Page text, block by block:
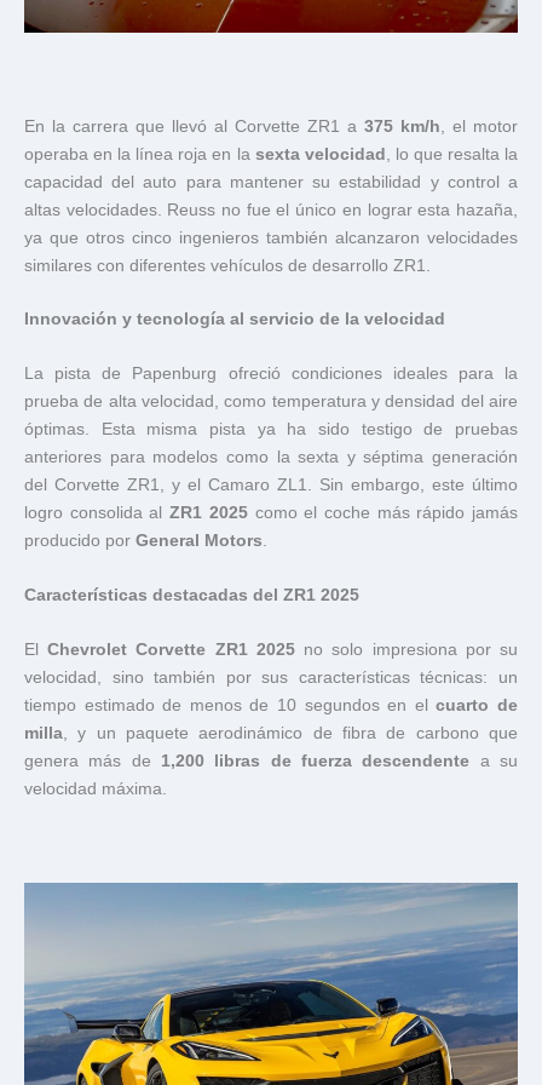
En la carrera que llevó al Corvette ZR1 a 375 km/h , el motor
operaba en la línea roja en la sexta velocidad , lo que resalta la
capacidad del auto para mantener su estabilidad y control a
altas velocidades. Reuss no fue el único en lograr esta hazaña,
ya que otros cinco ingenieros también alcanzaron velocidades
similares con diferentes vehículos de desarrollo ZR1.
Innovación y tecnología al servicio de la velocidad
La pista de Papenburg ofreció condiciones ideales para la
prueba de alta velocidad, como temperatura y densidad del aire
óptimas. Esta misma pista ya ha sido testigo de pruebas
anteriores para modelos como la sexta y séptima generación
del Corvette ZR1, y el Camaro ZL1. Sin embargo, este último
logro consolida alZR1 2025como el coche más rápido jamás
producido por General Motors.
Características destacadas del ZR1 2025
ElChevrolet Corvette ZR1 2025no solo impresiona por su
velocidad, sino también por sus características técnicas: un
tiempo estimado de menos de 10 segundos en elcuarto de
milla, y un paquete aerodinámico de fibra de carbono que
genera más de 1,200 libras de fuerza descendente a su
velocidad máxima.